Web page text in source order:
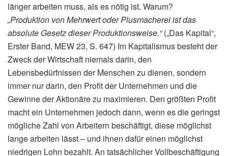
länger arbeiten muss, als es nötig ist. Warum?
„Produktion von Mehrwert oder Plusmacherei ist das
absolute Gesetz dieser Produktionsweise.“(„Das Kapital“,
Erster Band, MEW 23, S. 647) Im Kapitalismus besteht der
Zweck der Wirtschaft niemals darin, den
Lebensbedürfnissen der Menschen zu dienen, sondern
immer nur darin, den Profit der Unternehmen und die
Gewinne der Aktionäre zu maximieren. Den größten Profit
macht ein Unternehmen jedoch dann, wenn es die geringst
mögliche Zahl von Arbeitern beschäftigt, diese möglichst
lange arbeiten lässt – und ihnen dafür einen möglichst
niedrigen Lohn bezahlt. An tatsächlicher Vollbeschäftigung